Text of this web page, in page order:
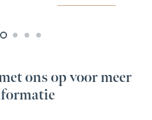
ons op voor meer